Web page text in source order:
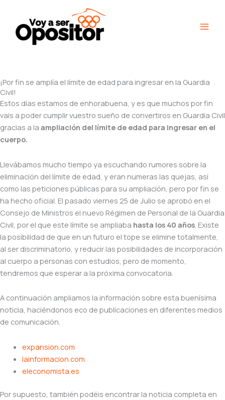
contenido
¡Por fin se amplía el límite de edad para ingresar en la Guardia
Civil!
Estos días estamos de enhorabuena, y es que muchos por fin
vais a poder cumplir vuestro sueño de convertiros en Guardia Civil
gracias a la ampliación del límite de edad para ingresar en el
cuerpo.
Llevábamos mucho tiempo ya escuchando rumores sobre la
eliminación del límite de edad, y eran numeras las quejas, así
como las peticiones públicas para su ampliación, pero por fin se
ha hecho oficial. El pasado viernes 25 de Julio se aprobó en el
Consejo de Ministros el nuevo Régimen de Personal de la Guardia
Civil, por el que este límite se ampliaba hasta los 40 años . Existe
la posibilidad de que en un futuro el tope se elimine totalmente,
al ser discriminatorio, y reducir las posibilidades de incorporación
al cuerpo a personas con estudios, pero de momento,
tendremos que esperar a la próxima convocatoria.
A continuación ampliamos la información sobre esta buenísima
noticia, haciéndonos eco de publicaciones en diferentes medios
de comunicación.
expansion.com
lainformacion.com
eleconomista.es
Por supuesto, también podéis encontrar la noticia completa en